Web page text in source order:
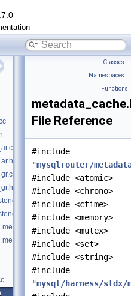
Classes |
Namespaces |
Functions
File Reference
#include
"mysqlrouter/
#include <atomic>
#include <chrono>
#include <ctime>
#include <memory>
#include <mutex>
#include <set>
#include <string>
#include
"mysql/harness/stdx/